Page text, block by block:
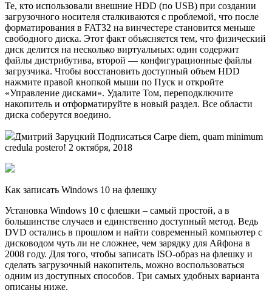
Те, кто использовали внешние HDD (по USB) при создании
загрузочного носителя сталкиваются с проблемой, что после
форматирования в FAT32 на винчестере становится меньше
свободного диска. Этот факт объясняется тем, что физический
диск делится на несколько виртуальных: один содержит
файлы дистрибутива, второй — конфигурационные файлы
загрузчика. Чтобы восстановить доступный объем HDD
нажмите правой кнопкой мыши по Пуск и откройте
«Управление дисками». Удалите Том, переподключите
накопитель и отформатируйте в новый раздел. Все области
диска соберутся воедино.
Дмитрий Заруцкий Подписаться Carpe diem, quam minimum
credula postero! 2 октября, 2018
Как записать Windows 10 на флешку
Установка Windows 10 с флешки – самый простой, а в
большинстве случаев и единственно доступный метод. Ведь
DVD остались в прошлом и найти современный компьютер с
дисководом чуть ли не сложнее, чем зарядку для Айфона в
2008 году. Для того, чтобы записать ISO-образ на флешку и
сделать загрузочный накопитель, можно воспользоваться
одним из доступных способов. Три самых удобных варианта
описаны ниже.